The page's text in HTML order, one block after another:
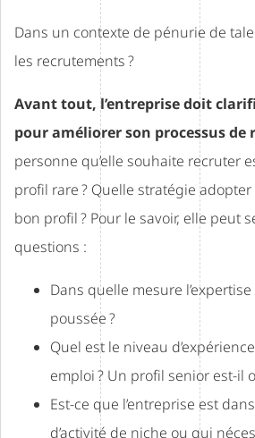
Dans un contexte de pénurie de
les recrutements ?
Avant tout, l’entreprise doit
pour améliorer son processus de
personne qu’elle souhaite recruter
profil rare ? Quelle stratégie
bon profil ? Pour le savoir, elle peut
questions :
Dans quelle mesure
poussée ?
Quel est le niveau
emploi ? Un profil senior est-il
Est-ce que l’entreprise est
d’activité de niche ou qui